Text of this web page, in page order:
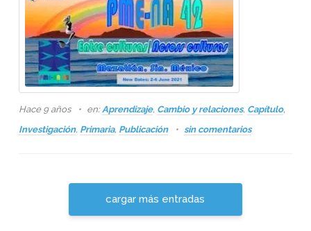
Hace 9 años en: Aprendizaje, Cambio y relaciones, Capítulo,
Investigación, Primaria, Publicación sin comentarios
cargar más entradas